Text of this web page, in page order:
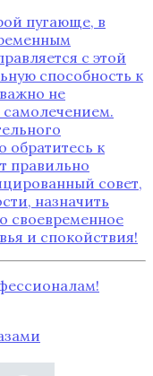
пугающе‚ в
с этой
способность к
не
обратитесь к
правильно
совет‚
назначить
своевременное
и спокойствия!